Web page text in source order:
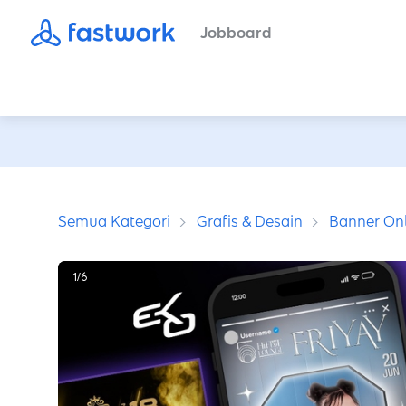
Jobboard
Semua Kategori Grafis & Desain Banner
1/6